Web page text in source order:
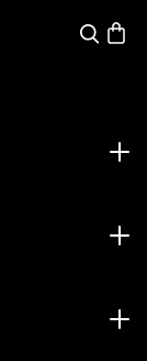
Panier